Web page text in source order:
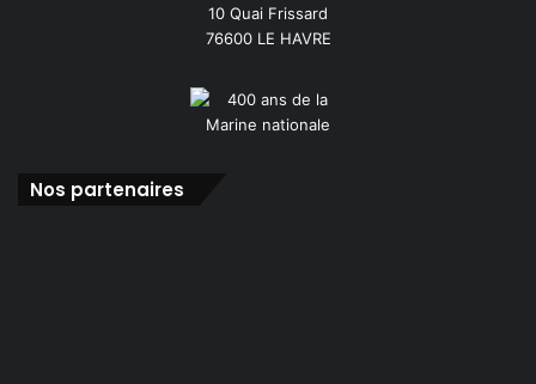
10 Quai Frissard
76600 LE HAVRE
Nos partenaires